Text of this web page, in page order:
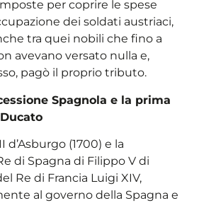
per coprire le spese
dei soldati austriaci,
tra quei nobili che fino a
avevano versato nulla e,
pagò il proprio tributo.
Spagnola e la prima
d’Asburgo (1700) e la
di Spagna di Filippo V di
Re di Francia Luigi XIV,
al governo della Spagna e